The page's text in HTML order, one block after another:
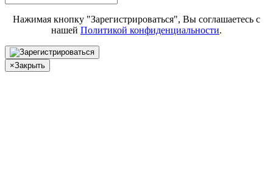
Нажимая кнопку "Зарегистрироваться", Вы соглашаетесь с
нашей Политикой конфиденциальности.
×Закрыть